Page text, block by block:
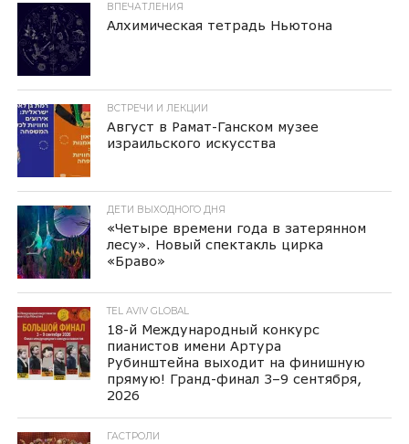
ВПЕЧАТЛЕНИЯ
Алхимическая тетрадь Ньютона
ВСТРЕЧИ И ЛЕКЦИИ
Август в Рамат-Ганском музее
израильского искусства
ДЕТИ ВЫХОДНОГО ДНЯ
«Четыре времени года в затерянном
лесу». Новый спектакль цирка
«Браво»
TEL AVIV GLOBAL
18-й Международный конкурс
пианистов имени Артура
Рубинштейна выходит на финишную
прямую! Гранд-финал 3–9 сентября,
2026
ГАСТРОЛИ